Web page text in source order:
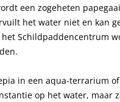
een zogeheten
het water niet en kan
Schildpaddencentrum
in een aqua-terrarium
op het water, maar